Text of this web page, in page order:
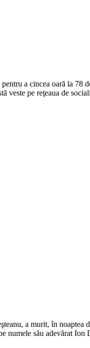
a cincea oară la
veste pe reţeaua de
a murit, în
numele său adevărat